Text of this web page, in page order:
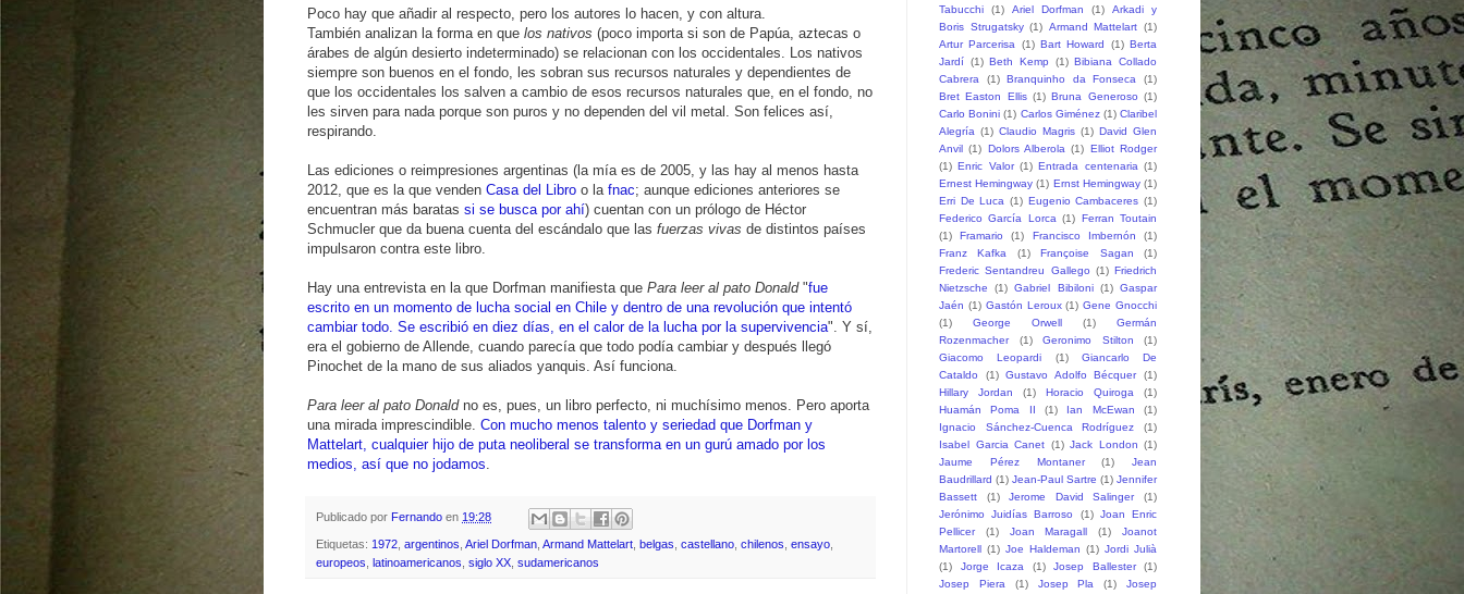
Poco hay que añadir al respecto, pero los autores lo hacen, y con altura.
También analizan la forma en que los nativos (poco importa si son de Papúa, aztecas o
árabes de algún desierto indeterminado) se relacionan con los occidentales. Los nativos
siempre son buenos en el fondo, les sobran sus recursos naturales y dependientes de
que los occidentales los salven a cambio de esos recursos naturales que, en el fondo, no
les sirven para nada porque son puros y no dependen del vil metal. Son felices así,
respirando.
Las ediciones o reimpresiones argentinas (la mía es de 2005, y las hay al menos hasta
2012, que es la que venden Casa del Libro o la fnac; aunque ediciones anteriores se
encuentran más baratas si se busca por ahí) cuentan con un prólogo de Héctor
Schmucler que da buena cuenta del escándalo que las fuerzas vivas de distintos países
impulsaron contra este libro.
Hay una entrevista en la que Dorfman manifiesta que Para leer al pato Donald"fue
escrito en un momento de lucha social en Chile y dentro de una revolución que intentó
cambiar todo. Se escribió en diez días, en el calor de la lucha por la supervivencia". Y sí,
era el gobierno de Allende, cuando parecía que todo podía cambiar y después llegó
Pinochet de la mano de sus aliados yanquis. Así funciona.
Para leer al pato Donaldno es, pues, un libro perfecto, ni muchísimo menos. Pero aporta
una mirada imprescindible. Con mucho menos talento y seriedad que Dorfman y
Mattelart, cualquier hijo de puta neoliberal se transforma en un gurú amado por los
medios, así que no jodamos.
Publicado por Fernando en 19:28
Etiquetas: 1972 argentinos Ariel Dorfman Armand Mattelart belgas castellano chilenos ensayo
europeos latinoamericanos siglo XX sudamericanos
Tabucchi
(1) Ariel Dorfman (1)
Arkadi y
Boris Strugatsky (1) Armand Mattelart (1)
Artur Parcerisa
(1) Bart Howard (1) Berta
Jardí (1) Beth Kemp (1) Bibiana Collado
Cabrera
(1) Branquinho da Fonseca
(1)
Bret Easton Ellis (1) Bruna Generoso (1)
Carlo Bonini (1) Carlos Giménez (1) Claribel
Alegría (1) Claudio Magris (1) David Glen
Anvil (1) Dolors Alberola (1) Elliot Rodger
(1) Enric Valor (1) Entrada centenaria (1)
Ernest Hemingway (1) Ernst Hemingway (1)
Erri De Luca (1) Eugenio Cambaceres (1)
Federico García Lorca (1) Ferran Toutain
(1)
Framario (1) Francisco Imbernón
(1)
Franz Kafka
(1) Françoise Sagan
(1)
Frederic Sentandreu Gallego (1) Friedrich
Nietzsche
(1) Gabriel Bibiloni (1) Gaspar
Jaén (1) Gastón Leroux (1) Gene Gnocchi
(1)
George Orwell (1)
Germán
Rozenmacher
(1) Geronimo Stilton
(1)
Giacomo Leopardi
(1)
Giancarlo De
Cataldo
(1) Gustavo Adolfo Bécquer
(1)
Hillary Jordan
(1) Horacio Quiroga
(1)
Huamán Poma II
(1) Ian McEwan
(1)
Ignacio Sánchez-Cuenca Rodríguez
(1)
Isabel Garcia Canet (1) Jack London (1)
Jaume Pérez Montaner
(1)
Jean
Baudrillard (1) Jean-Paul Sartre (1) Jennifer
Bassett
(1) Jerome David Salinger
(1)
Jerónimo Juidías Barroso
(1) Joan Enric
Pellicer
(1) Joan Maragall (1)
Joanot
Martorell (1) Joe Haldeman (1) Jordi Julià
(1)
Jorge Icaza (1) Josep Ballester
(1)
Josep Piera
(1) Josep Pla (1)
Josep